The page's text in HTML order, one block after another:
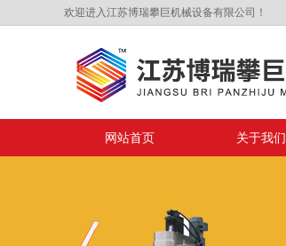
欢迎进入江苏博瑞攀巨机械设备有限公司！
网站首页 关于我们